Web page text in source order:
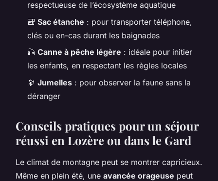
respectueuse de l’écosystème aquatique
🎒 Sac étanche : pour transporter téléphone,
clés ou en-cas durant les baignades
🎣 Canne à pêche légère : idéale pour initier
les enfants, en respectant les règles locales
🔭 Jumelles : pour observer la faune sans la
déranger
Conseils pratiques pour un séjour
réussi en Lozère ou dans le Gard
Le climat de montagne peut se montrer capricieux.
Même en plein été, une avancée orageuse peut